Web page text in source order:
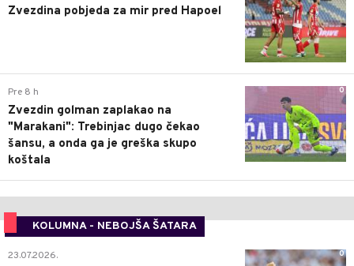
Zvezdina pobjeda za mir pred Hapoel
0
Pre 8 h
Zvezdin golman zaplakao na
"Marakani": Trebinjac dugo čekao
šansu, a onda ga je greška skupo
koštala
KOLUMNA - NEBOJŠA ŠATARA
0
23.07.2026.